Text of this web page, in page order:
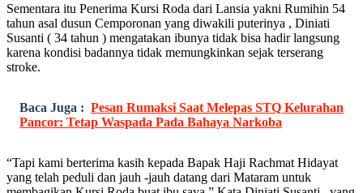
Sementara itu Penerima Kursi Roda dari Lansia yakni Rumihin 54
tahun asal dusun Cemporonan yang diwakili puterinya , Diniati
Susanti ( 34 tahun ) mengatakan ibunya tidak bisa hadir langsung
karena kondisi badannya tidak memungkinkan sejak terserang
stroke.
Baca Juga : Pesan Rumaksi Saat Melepas STQ Kelurahan
Pancor: Tetap Waspada Pada Bahaya Narkoba
“Tapi kami berterima kasih kepada Bapak Haji Rachmat Hidayat
yang telah peduli dan jauh -jauh datang dari Mataram untuk